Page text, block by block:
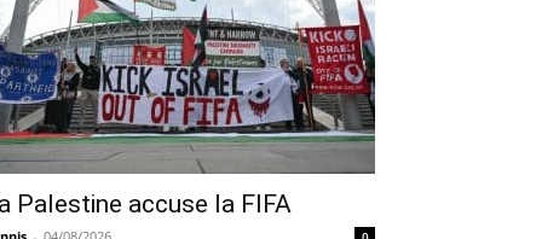
Palestine accuse la FIFA